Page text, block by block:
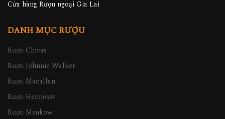
Cửa hàng Rượu ngoại Đăk Lăk
Rượu Chivas
Rượu Johnnie Walker
Rượu Macallan
Rượu Hennessy